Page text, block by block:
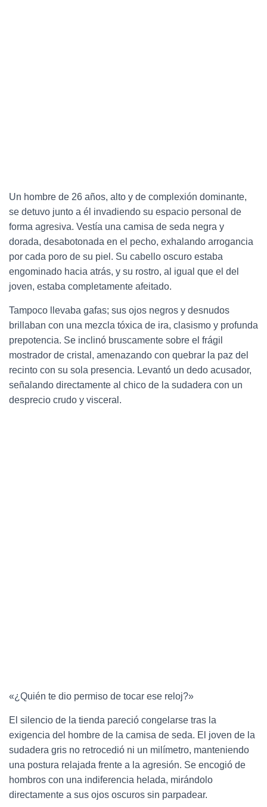
Un hombre de 26 años, alto y de complexión dominante,
se detuvo junto a él invadiendo su espacio personal de
forma agresiva. Vestía una camisa de seda negra y
dorada, desabotonada en el pecho, exhalando arrogancia
por cada poro de su piel. Su cabello oscuro estaba
engominado hacia atrás, y su rostro, al igual que el del
joven, estaba completamente afeitado.
Tampoco llevaba gafas; sus ojos negros y desnudos
brillaban con una mezcla tóxica de ira, clasismo y profunda
prepotencia. Se inclinó bruscamente sobre el frágil
mostrador de cristal, amenazando con quebrar la paz del
recinto con su sola presencia. Levantó un dedo acusador,
señalando directamente al chico de la sudadera con un
desprecio crudo y visceral.
«¿Quién te dio permiso de tocar ese reloj?»
El silencio de la tienda pareció congelarse tras la
exigencia del hombre de la camisa de seda. El joven de la
sudadera gris no retrocedió ni un milímetro, manteniendo
una postura relajada frente a la agresión. Se encogió de
hombros con una indiferencia helada, mirándolo
directamente a sus ojos oscuros sin parpadear.